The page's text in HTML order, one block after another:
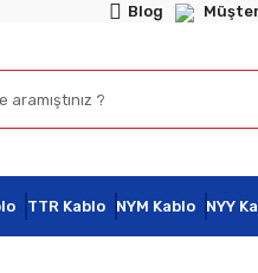
Blog
TTR Kablo NYM Kablo NYY